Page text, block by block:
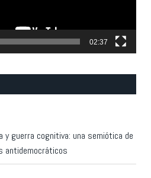
02:37
y guerra cognitiva: una semiótica de
antidemocráticos